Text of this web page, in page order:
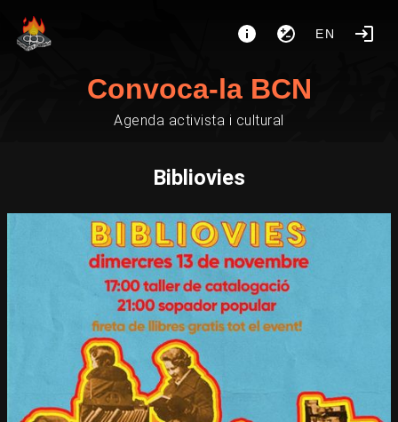
EN
Convoca-la BCN
Agenda activista i cultural
Bibliovies